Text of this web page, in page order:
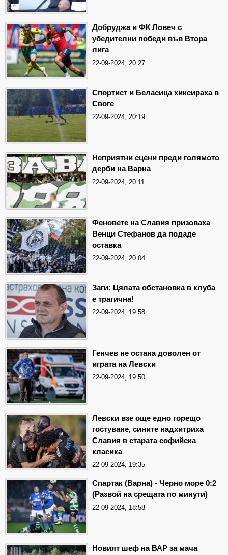
Добруджа и ФК Ловеч с
убедителни победи във Втора
лига
22-09-2024, 20:27
Спортист и Беласица хиксираха в
Своге
22-09-2024, 20:19
Неприятни сцени преди голямото
дерби на Варна
22-09-2024, 20:11
Феновете на Славия призоваха
Венци Стефанов да подаде
оставка
22-09-2024, 20:04
Заги: Цялата обстановка в клуба
е трагична!
22-09-2024, 19:58
Генчев не остана доволен от
играта на Левски
22-09-2024, 19:50
Левски взе още едно горещо
гостуване, сините надхитриха
Славия в старата софийска
класика
22-09-2024, 19:35
Спартак (Варна) - Черно море 0:2
(Развой на срещата по минути)
22-09-2024, 18:58
Новият шеф на ВАР за мача